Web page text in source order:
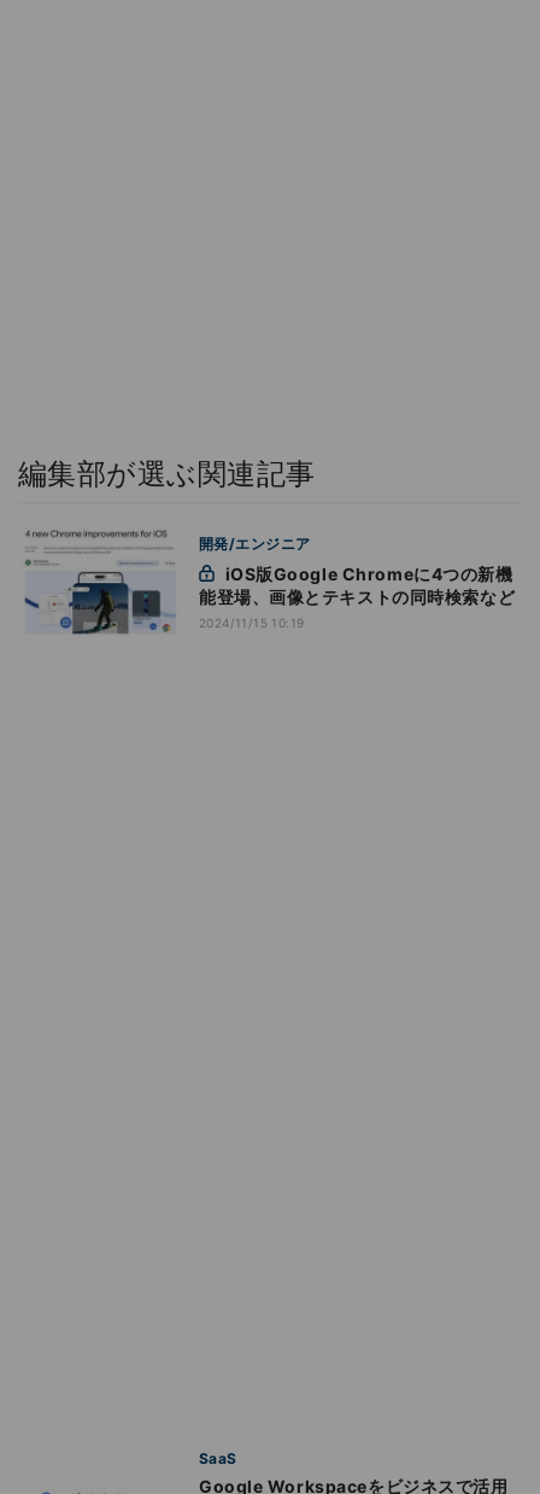
編集部が選ぶ関連記事
開発/エンジニア
能登場、画像とテキストの同時検索など
2024/11/15 10:19
SaaS
Google Workspaceをビジネスで活用